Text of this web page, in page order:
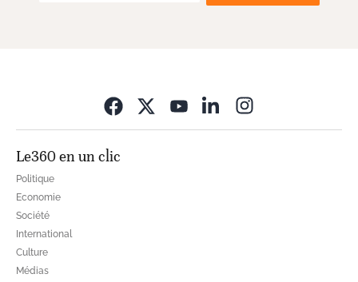
Le360 en un clic
Politique
Economie
Société
International
Culture
Médias